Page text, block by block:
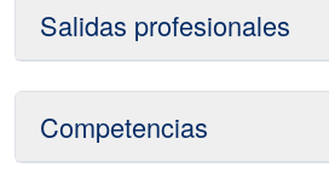
Salidas profesionales
Competencias